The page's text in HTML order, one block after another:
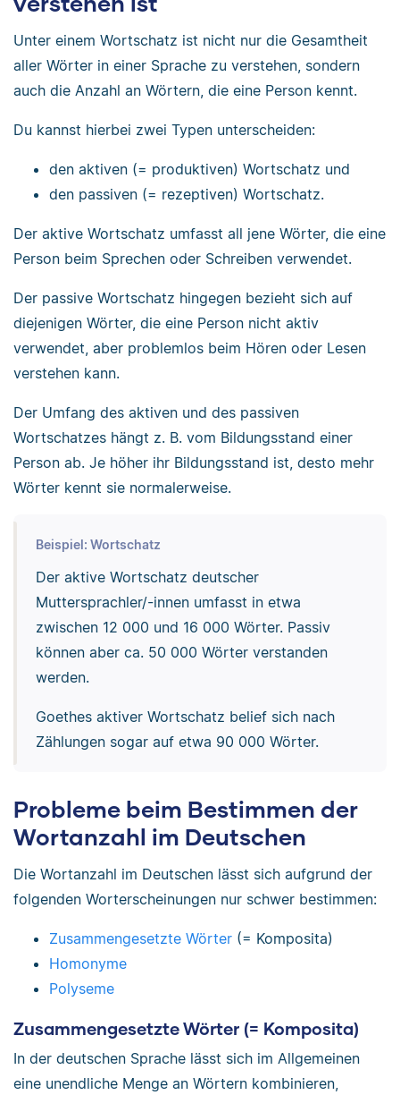
Unter einem Wortschatz ist nicht nur die Gesamtheit
aller Wörter in einer Sprache zu verstehen, sondern
auch die Anzahl an Wörtern, die eine Person kennt.
Du kannst hierbei zwei Typen unterscheiden:
den aktiven (= produktiven) Wortschatz und
den passiven (= rezeptiven) Wortschatz.
Der aktive Wortschatz umfasst all jene Wörter, die eine
Person beim Sprechen oder Schreiben verwendet.
Der passive Wortschatz hingegen bezieht sich auf
diejenigen Wörter, die eine Person nicht aktiv
verwendet, aber problemlos beim Hören oder Lesen
verstehen kann.
Der Umfang des aktiven und des passiven
Wortschatzes hängt z. B. vom Bildungsstand einer
Person ab. Je höher ihr Bildungsstand ist, desto mehr
Wörter kennt sie normalerweise.
Beispiel: Wortschatz
Der aktive Wortschatz deutscher
Muttersprachler/-innen umfasst in etwa
zwischen 12 000 und 16 000 Wörter. Passiv
können aber ca. 50 000 Wörter verstanden
werden.
Goethes aktiver Wortschatz belief sich nach
Zählungen sogar auf etwa 90 000 Wörter.
Probleme beim Bestimmen der
Wortanzahl im Deutschen
Die Wortanzahl im Deutschen lässt sich aufgrund der
folgenden Worterscheinungen nur schwer bestimmen:
Zusammengesetzte Wörter (= Komposita)
Homonyme
Polyseme
Zusammengesetzte Wörter (= Komposita)
In der deutschen Sprache lässt sich im Allgemeinen
eine unendliche Menge an Wörtern kombinieren,